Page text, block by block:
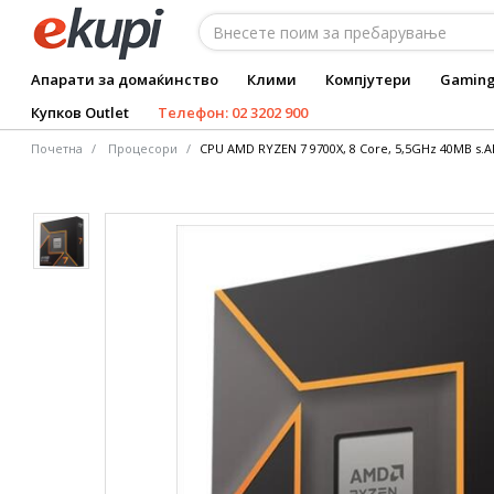
Апарати за домаќинство Клими Компјутери
Купков Outlet
Телефон: 02 3202 900
Почетна Процесори CPU AMD RYZEN 7 9700X, 8 Core, 5,5GHz 40MB